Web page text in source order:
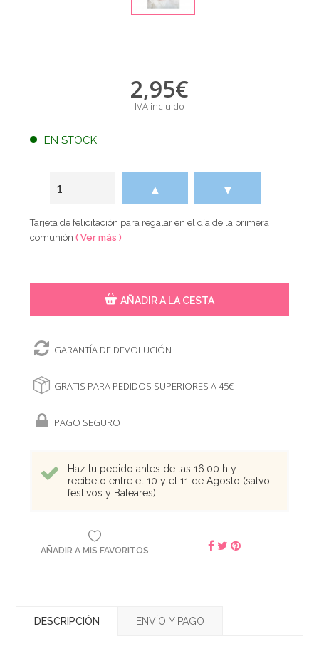
2,95€
IVA incluido
EN STOCK
▲ ▼
Tarjeta de felicitación para regalar en el día de la primera
comunión( Ver más )
AÑADIR A LA CESTA
GARANTÍA DE DEVOLUCIÓN
GRATIS PARA PEDIDOS SUPERIORES A 45€
PAGO SEGURO
Haz tu pedido antes de las 16:00 h y
recíbelo entre el 10 y el 11 de Agosto (salvo
festivos y Baleares)
AÑADIR A MIS FAVORITOS
DESCRIPCIÓN ENVÍO Y PAGO